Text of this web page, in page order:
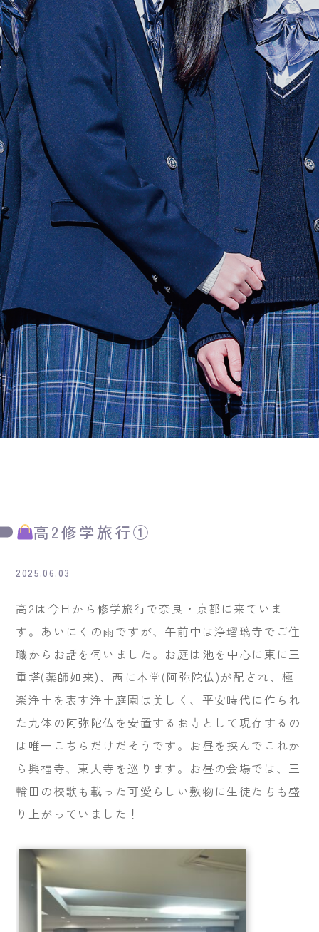
高2修学旅行①
2025.06.03
高2は今日から修学旅行で奈良・京都に来ていま
す。あいにくの雨ですが、午前中は浄瑠璃寺でご住
職からお話を伺いました。お庭は池を中心に東に三
重塔(薬師如来)、西に本堂(阿弥陀仏)が配され、極
楽浄土を表す浄土庭園は美しく、平安時代に作られ
た九体の阿弥陀仏を安置するお寺として現存するの
は唯一こちらだけだそうです。お昼を挟んでこれか
ら興福寺、東大寺を巡ります。お昼の会場では、三
輪田の校歌も載った可愛らしい敷物に生徒たちも盛
り上がっていました！